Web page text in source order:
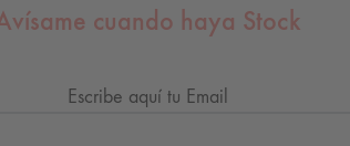
cuando haya Stock